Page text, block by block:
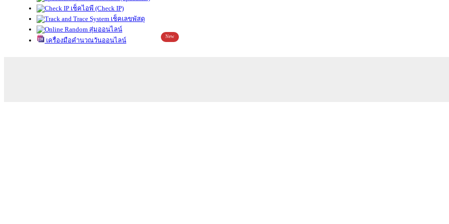
เช็คไอพี (Check IP)
เช็คเลขพัสดุ
สุ่มออนไลน์
เครื่องมือคำนวณวันออนไลน์
New